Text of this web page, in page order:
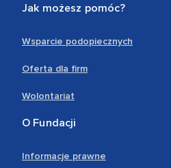
Jak możesz pomóc?
Wsparcie podopiecznych
Oferta dla firm
Wolontariat
O Fundacji
Informacje prawne